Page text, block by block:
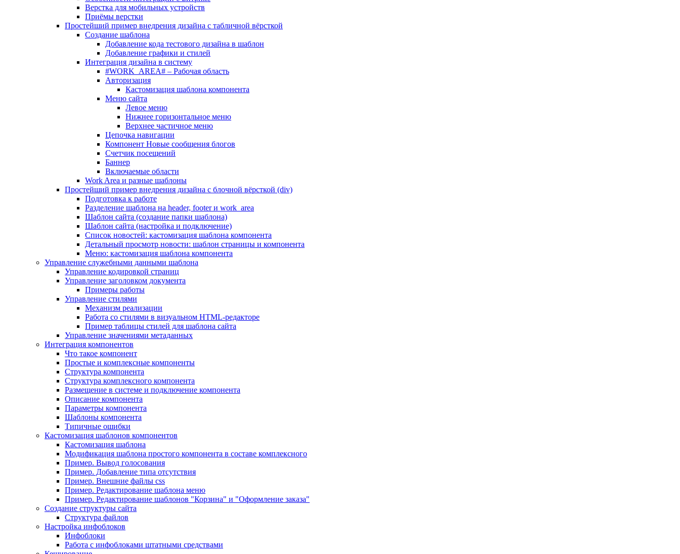
Верстка для мобильных устройств
Приёмы верстки
Простейший пример внедрения дизайна с табличной вёрсткой
Создание шаблона
Добавление кода тестового дизайна в шаблон
Добавление графики и стилей
Интеграция дизайна в систему
#WORK_AREA# – Рабочая область
Авторизация
Кастомизация шаблона компонента
Меню сайта
Левое меню
Нижнее горизонтальное меню
Верхнее частичное меню
Цепочка навигации
Компонент Новые сообщения блогов
Счетчик посещений
Баннер
Включаемые области
Work Area и разные шаблоны
Простейший пример внедрения дизайна с блочной вёрсткой (div)
Подготовка к работе
Разделение шаблона на header, footer и work_area
Шаблон сайта (создание папки шаблона)
Шаблон сайта (настройка и подключение)
Список новостей: кастомизация шаблона компонента
Детальный просмотр новости: шаблон страницы и компонента
Меню: кастомизация шаблона компонента
Управление служебными данными шаблона
Управление кодировкой страниц
Управление заголовком документа
Примеры работы
Управление стилями
Механизм реализации
Работа со стилями в визуальном HTML-редакторе
Пример таблицы стилей для шаблона сайта
Управление значениями метаданных
Интеграция компонентов
Что такое компонент
Простые и комплексные компоненты
Структура компонента
Структура комплексного компонента
Размещение в системе и подключение компонента
Описание компонента
Параметры компонента
Шаблоны компонента
Типичные ошибки
Кастомизация шаблонов компонентов
Кастомизация шаблона
Модификация шаблона простого компонента в составе комплексного
Пример. Вывод голосования
Пример. Добавление типа отсутствия
Пример. Внешние файлы css
Пример. Редактирование шаблона меню
Пример. Редактирование шаблонов "Корзина" и "Оформление заказа"
Создание структуры сайта
Структура файлов
Настройка инфоблоков
Инфоблоки
Работа с инфоблоками штатными средствами